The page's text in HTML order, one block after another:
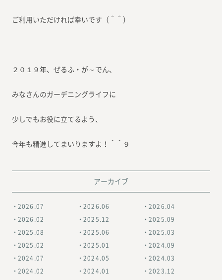
ご利用いただければ幸いです（＾＾）
２０１９年、ぜるふ・が～でん、
みなさんのガーデニングライフに
少しでもお役に立てるよう、
今年も精進してまいりますよ！＾＾９
アーカイブ
2026.07 2026.06 2026.04
2026.02 2025.12 2025.09
2025.08 2025.06 2025.03
2025.02 2025.01 2024.09
2024.07 2024.05 2024.03
2024.02 2024.01 2023.12